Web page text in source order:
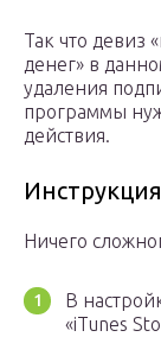
Так что девиз
денег» в
удаления
программы
действия.
Ничего
В
«iTunes